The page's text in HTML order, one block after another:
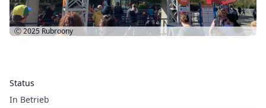
Status
In Betrieb
Ⓒ 2025 Rubroony